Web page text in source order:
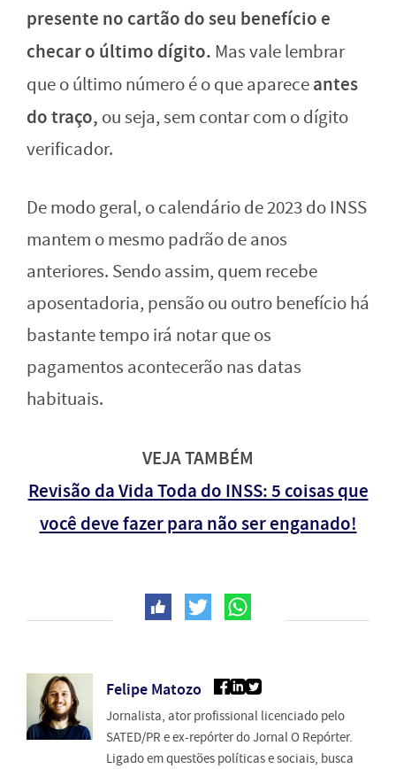
presente no cartão do seu benefício e
checar o último dígito. Mas vale lembrar
que o último número é o que apareceantes
do traço, ou seja, sem contar com o dígito
verificador.
De modo geral, o calendário de 2023 do INSS
mantem o mesmo padrão de anos
anteriores. Sendo assim, quem recebe
aposentadoria, pensão ou outro benefício há
bastante tempo irá notar que os
pagamentos acontecerão nas datas
habituais.
VEJA TAMBÉM
Revisão da Vida Toda do INSS: 5 coisas que
você deve fazer para não ser enganado!
Felipe Matozo
Jornalista, ator profissional licenciado pelo
SATED/PR e ex-repórter do Jornal O Repórter.
Ligado em questões políticas e sociais, busca